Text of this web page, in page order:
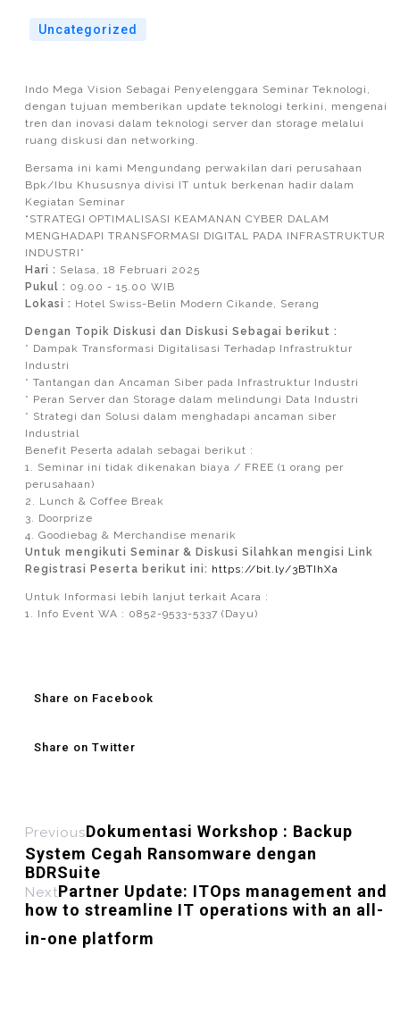
Uncategorized
Indo Mega Vision Sebagai Penyelenggara Seminar Teknologi,
dengan tujuan memberikan update teknologi terkini, mengenai
tren dan inovasi dalam teknologi server dan storage melalui
ruang diskusi dan networking.
Bersama ini kami Mengundang perwakilan dari perusahaan
Bpk/Ibu Khususnya divisi IT untuk berkenan hadir dalam
Kegiatan Seminar
“STRATEGI OPTIMALISASI KEAMANAN CYBER DALAM
MENGHADAPI TRANSFORMASI DIGITAL PADA INFRASTRUKTUR
INDUSTRI”
Hari : Selasa, 18 Februari 2025
Pukul : 09.00 - 15.00 WIB
Lokasi : Hotel Swiss-Belin Modern Cikande, Serang
Dengan Topik Diskusi dan Diskusi Sebagai berikut :
* Dampak Transformasi Digitalisasi Terhadap Infrastruktur
Industri
* Tantangan dan Ancaman Siber pada Infrastruktur Industri
* Peran Server dan Storage dalam melindungi Data Industri
* Strategi dan Solusi dalam menghadapi ancaman siber
Industrial
Benefit Peserta adalah sebagai berikut :
1. Seminar ini tidak dikenakan biaya / FREE (1 orang per
perusahaan)
2. Lunch & Coffee Break
3. Doorprize
4. Goodiebag & Merchandise menarik
Untuk mengikuti Seminar & Diskusi Silahkan mengisi Link
Registrasi Peserta berikut ini: https://bit.ly/3BTIhXa
Untuk Informasi lebih lanjut terkait Acara :
1. Info Event WA : 0852-9533-5337 (Dayu)
Share on Facebook
Share on Twitter
PreviousDokumentasi Workshop : Backup
System Cegah Ransomware dengan
BDRSuite
NextPartner Update: ITOps management and
how to streamline IT operations with an all-
in-one platform